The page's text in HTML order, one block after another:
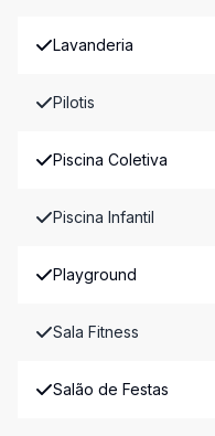
Lavanderia
Pilotis
Piscina Coletiva
Piscina Infantil
Playground
Sala Fitness
Salão de Festas